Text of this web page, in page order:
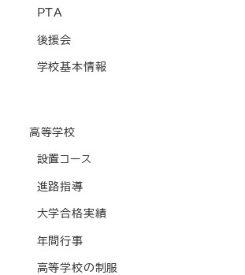
PTA
後援会
学校基本情報
高等学校
設置コース
進路指導
大学合格実績
年間行事
高等学校の制服